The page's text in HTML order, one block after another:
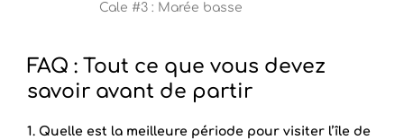
Cale #3 : Marée basse
FAQ : Tout ce que vous devez
savoir avant de partir
1. Quelle est la meilleure période pour visiter l’île de